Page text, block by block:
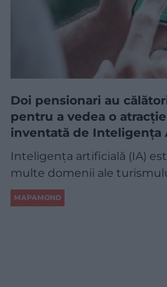
Doi pensionari au
pentru a vedea o
inventată de Inteligența
Inteligența artificială (IA)
multe domenii ale
MAPAMOND